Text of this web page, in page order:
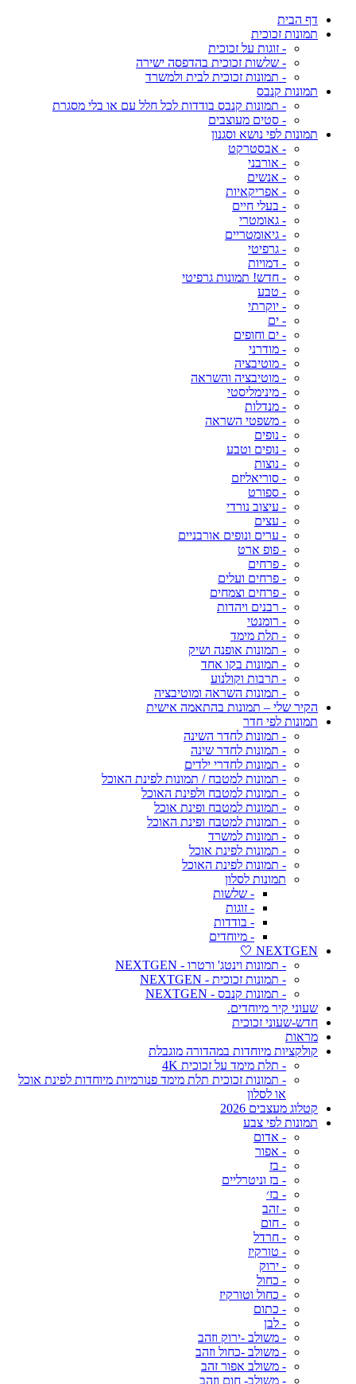
דף הבית
תמונות זכוכית
- זוגות על זכוכית
- שלשות זכוכית בהדפסה ישירה
- תמונות זכוכית לבית ולמשרד
תמונות קנבס
- תמונות קנבס בודדות לכל חלל עם או בלי מסגרת
- סטים מעוצבים
תמונות לפי נושא וסגנון
- אבסטרקט
- אורבני
- אנשים
- אפריקאיות
- בעלי חיים
- גאומטרי
- גיאומטריים
- גרפיטי
- דמויות
- חדש! תמונות גרפיטי
- טבע
- יוקרתי
- ים
- ים וחופים
- מודרני
- מוטיבציה
- מוטיבציה והשראה
- מינימליסטי
- מנדלות
- משפטי השראה
- נופים
- נופים וטבע
- נוצות
- סוריאליזם
- ספורט
- עיצוב נורדי
- עצים
- ערים ונופים אורבניים
- פופ ארט
- פרחים
- פרחים ועלים
- פרחים וצמחים
- רבנים ויהדות
- רומנטי
- תלת מימד
- תמונות אופנה ושיק
- תמונות בקו אחד
- תרבות וקולנוע
- תמונות השראה ומוטיבציה
הקיר שלי – תמונות בהתאמה אישית
תמונות לפי חדר
- תמונות לחדר השינה
- תמונות לחדר שינה
- תמונות לחדרי ילדים
- תמונות למטבח / תמונות לפינת האוכל
- תמונות למטבח ולפינת האוכל
- תמונות למטבח ופינת אוכל
- תמונות למטבח ופינת האוכל
- תמונות למשרד
- תמונות לפינת אוכל
- תמונות לפינת האוכל
תמונות לסלון
- שלשות
- זוגות
- בודדות
- מיוחדים
NEXTGEN 🤍
- תמונות וינטג' ורטרו - NEXTGEN
- תמונות זכוכית - NEXTGEN
- תמונות קנבס - NEXTGEN
שעוני קיר מיוחדים.
חדש-שעוני זכוכית
מראות
קולקציות מיוחדות במהדורה מוגבלת
- תלת מימד על זכוכית 4K
- תמונות זכוכית תלת מימד פנורמיות מיוחדות לפינת אוכל
או לסלון
קטלוג מעצבים 2026
תמונות לפי צבע
- אדום
- אפור
- בז
- בז וניטרליים
- בז׳
- זהב
- חום
- חרדל
- טורקיז
- ירוק
- כחול
- כחול וטורקיז
- כתום
- לבן
- משולב -ירוק וזהב
- משולב -כחול וזהב
- משולב אפור זהב
- משולב- חום וזהב